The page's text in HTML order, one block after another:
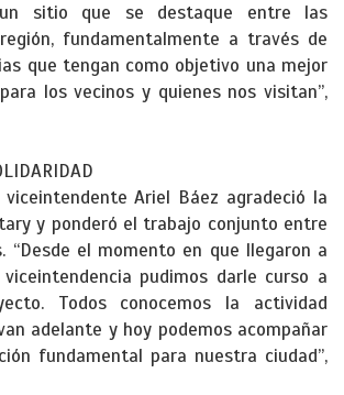
sitio que se destaque entre las
fundamentalmente a través de
que tengan como objetivo una mejor
los vecinos y quienes nos visitan”,
Ariel Báez agradeció la
y ponderó el trabajo conjunto entre
“Desde el momento en que llegaron a
pudimos darle curso a
Todos conocemos la actividad
adelante y hoy podemos acompañar
fundamental para nuestra ciudad”,